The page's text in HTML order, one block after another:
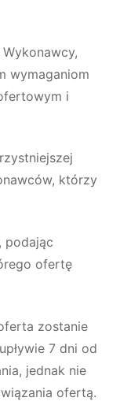
wymaganiom
i
którzy
podając
ofertę
zostanie
7 dni od
jednak nie
ofertą.